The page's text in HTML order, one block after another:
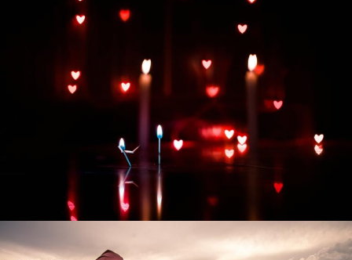
Развитие интернет-магазина "Всё для
праздника"
Смотреть проект